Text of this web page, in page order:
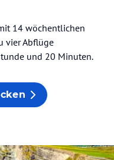
14 wöchentlichen
vier Abflüge
und 20 Minuten.